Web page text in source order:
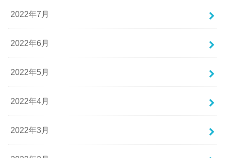
2022年7月
2022年6月
2022年5月
2022年4月
2022年3月